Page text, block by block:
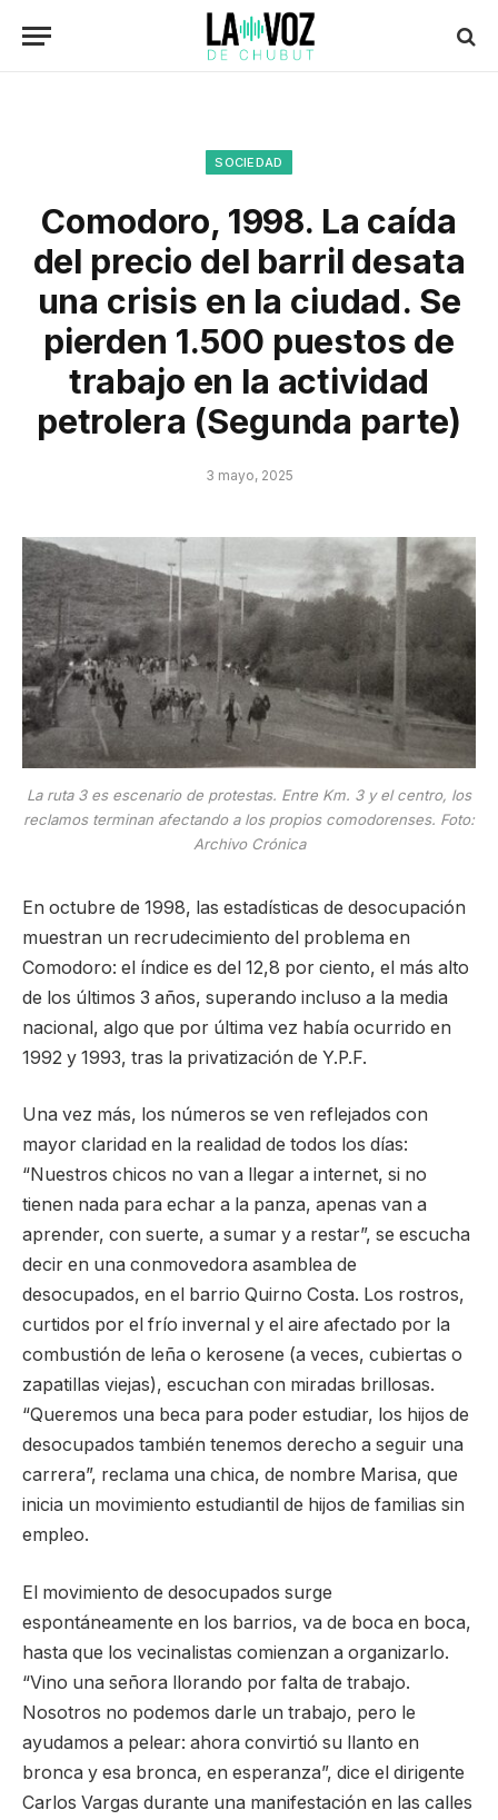
SOCIEDAD
Comodoro, 1998. La caída
del precio del barril desata
una crisis en la ciudad. Se
pierden 1.500 puestos de
trabajo en la actividad
petrolera (Segunda parte)
3 mayo, 2025
La ruta 3 es escenario de protestas. Entre Km. 3 y el centro, los
reclamos terminan afectando a los propios comodorenses. Foto:
Archivo Crónica
En octubre de 1998, las estadísticas de desocupación
muestran un recrudecimiento del problema en
Comodoro: el índice es del 12,8 por ciento, el más alto
de los últimos 3 años, superando incluso a la media
nacional, algo que por última vez había ocurrido en
1992 y 1993, tras la privatización de Y.P.F.
Una vez más, los números se ven reflejados con
mayor claridad en la realidad de todos los días:
“Nuestros chicos no van a llegar a internet, si no
tienen nada para echar a la panza, apenas van a
aprender, con suerte, a sumar y a restar”, se escucha
decir en una conmovedora asamblea de
desocupados, en el barrio Quirno Costa. Los rostros,
curtidos por el frío invernal y el aire afectado por la
combustión de leña o kerosene (a veces, cubiertas o
zapatillas viejas), escuchan con miradas brillosas.
“Queremos una beca para poder estudiar, los hijos de
desocupados también tenemos derecho a seguir una
carrera”, reclama una chica, de nombre Marisa, que
inicia un movimiento estudiantil de hijos de familias sin
empleo.
El movimiento de desocupados surge
espontáneamente en los barrios, va de boca en boca,
hasta que los vecinalistas comienzan a organizarlo.
“Vino una señora llorando por falta de trabajo.
Nosotros no podemos darle un trabajo, pero le
ayudamos a pelear: ahora convirtió su llanto en
bronca y esa bronca, en esperanza”, dice el dirigente
Carlos Vargas durante una manifestación en las calles